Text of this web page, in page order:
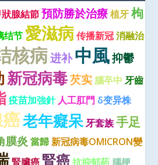
狀腺結節 預防勝於治療 植牙 枸
结节 愛滋病 传播新冠 消融治
核病进补中風抑鬱
新冠病毒芡实 腦卒中 牙齒
疫苗加強針人工肛門 δ变异株
老年癡呆牙套族手足
膜炎 當歸 新冠病毒OMICRON變
腎臟癌 腎癌 抗抑郁药 腦梗